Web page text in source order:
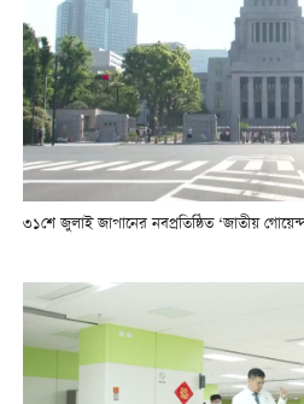
৩১শে জুলাই জাপানের নবপ্রতিষ্ঠিত ‘জাতীয়